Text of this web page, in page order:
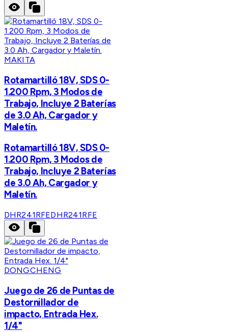
MAKITA
Rotamartilló 18V, SDS 0-
1.200 Rpm, 3 Modos de
Trabajo, Incluye 2 Baterías
de 3.0 Ah, Cargador y
Maletín.
Rotamartilló 18V, SDS 0-
1.200 Rpm, 3 Modos de
Trabajo, Incluye 2 Baterías
de 3.0 Ah, Cargador y
Maletín.
DHR241RFEDHR241RFE
DONGCHENG
Juego de 26 de Puntas de
Destornillador de
impacto, Entrada Hex.
1/4"